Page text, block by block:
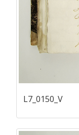
L7_0150_V